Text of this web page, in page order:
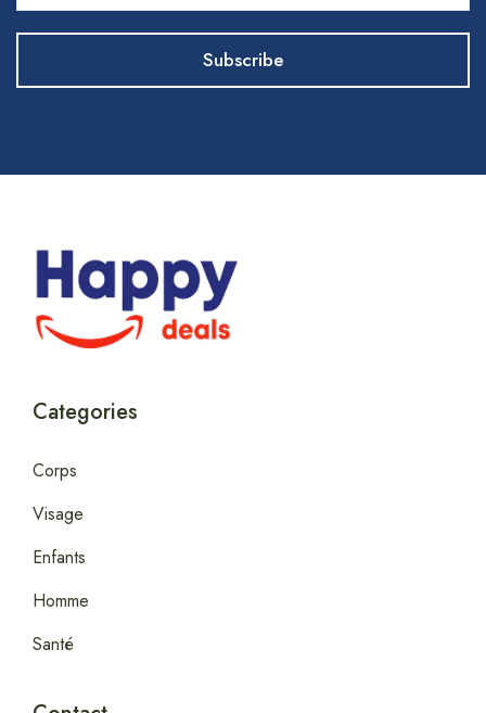
Categories
Corps
Visage
Enfants
Homme
Santé